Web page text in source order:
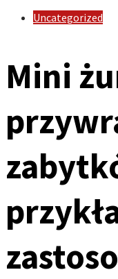
Uncategorized
Mini